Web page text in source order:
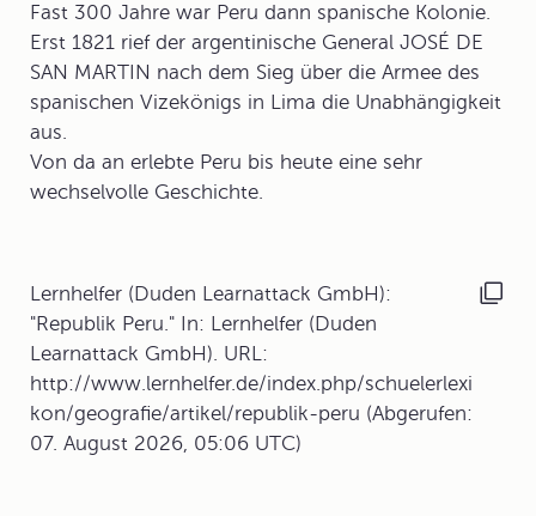
Fast 300 Jahre war Peru dann spanische Kolonie.
Erst 1821 rief der argentinische General JOSÉ DE
SAN MARTIN nach dem Sieg über die Armee des
spanischen Vizekönigs in Lima die Unabhängigkeit
aus.
Von da an erlebte Peru bis heute eine sehr
wechselvolle Geschichte.
Lernhelfer (Duden Learnattack GmbH):
"Republik Peru." In: Lernhelfer (Duden
Learnattack GmbH). URL:
http://www.lernhelfer.de/index.php/schuelerlexi
kon/geografie/artikel/republik-peru (Abgerufen:
07. August 2026, 05:06 UTC)